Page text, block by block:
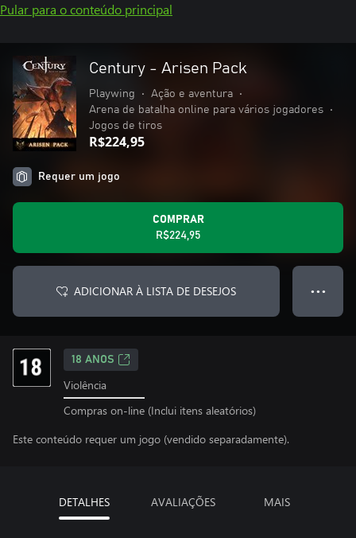
Pular para o conteúdo principal
Century - Arisen Pack
Playwing • Ação e aventura
•
Arena de batalha online para vários jogadores
•
Jogos de tiros
R$224,95
Requer um jogo
COMPRAR
R$224,95
ADICIONAR À LISTA DE DESEJOS ● ● ●
18 ANOS
Violência
Compras on-line (Inclui itens aleatórios)
Este conteúdo requer um jogo (vendido separadamente).
DETALHES AVALIAÇÕES MAIS